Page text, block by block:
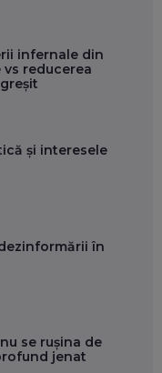
infernale din
vs reducerea
și interesele
în
se rușina de
jenat